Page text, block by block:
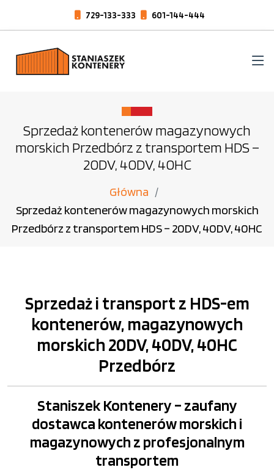
729-133-333 601-144-444
Sprzedaż kontenerów magazynowych
morskich Przedbórz z transportem HDS –
20DV, 40DV, 40HC
Główna
Sprzedaż kontenerów magazynowych morskich
Przedbórz z transportem HDS – 20DV, 40DV, 40HC
Sprzedaż i transport z HDS-em
kontenerów, magazynowych
morskich 20DV, 40DV, 40HC
Przedbórz
Staniszek Kontenery – zaufany
dostawca kontenerów morskich i
magazynowych z profesjonalnym
transportem